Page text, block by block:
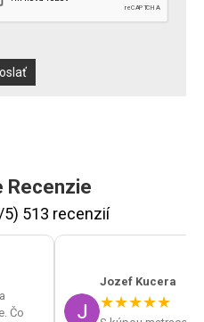
Recenzie
5) 513 recenzií
Čo
Jozef Kucera
★★★★★